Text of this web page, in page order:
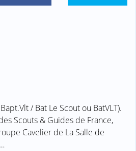
/ Bat Le Scout ou BatVLT).
Scouts & Guides de France,
Cavelier de La Salle de